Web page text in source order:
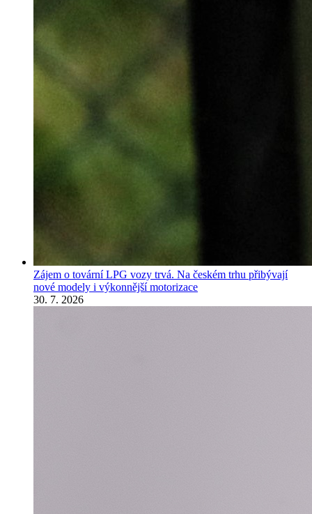
Zájem o tovární LPG vozy trvá. Na českém trhu přibývají
nové modely i výkonnější motorizace
30. 7. 2026